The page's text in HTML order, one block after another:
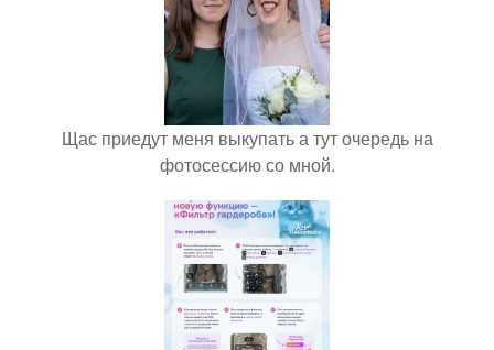
Щас приедут меня выкупать а тут очередь на
фотосессию со мной.